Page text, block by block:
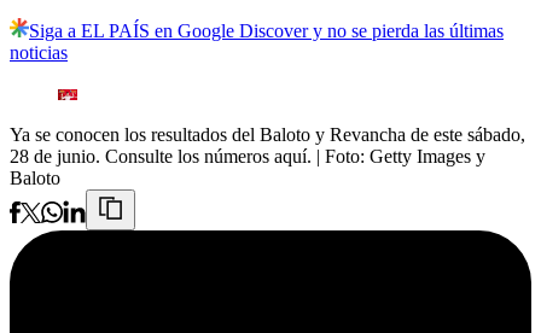
Siga a EL PAÍS en Google Discover y no se pierda las últimas
noticias
Ya se conocen los resultados del Baloto y Revancha de este sábado,
28 de junio. Consulte los números aquí. | Foto: Getty Images y
Baloto